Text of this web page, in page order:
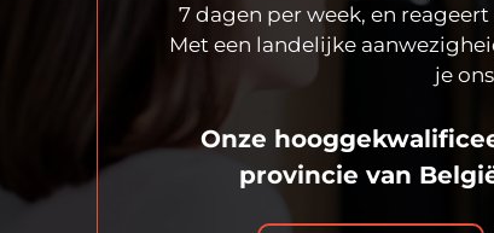
7 dagen per week, en
Met een landelijke
je
Onze
provincie van